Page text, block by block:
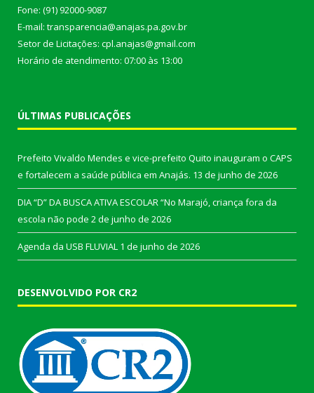
Fone: (91) 92000-9087
E-mail: transparencia@anajas.pa.gov.br
Setor de Licitações: cpl.anajas@gmail.com
Horário de atendimento: 07:00 às 13:00
ÚLTIMAS PUBLICAÇÕES
Prefeito Vivaldo Mendes e vice-prefeito Quito inauguram o CAPS
e fortalecem a saúde pública em Anajás. 13 de junho de 2026
DIA “D” DA BUSCA ATIVA ESCOLAR “No Marajó, criança fora da
escola não pode 2 de junho de 2026
Agenda da USB FLUVIAL 1 de junho de 2026
DESENVOLVIDO POR CR2